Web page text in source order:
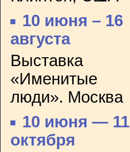
10 июня – 16
августа
Выставка
«Именитые
люди». Москва
10 июня — 11
октября